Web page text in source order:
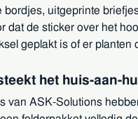
bordjes, uitgeprinte
dat de sticker over het
geplakt is of er
het huis-aan-
van ASK-Solutions